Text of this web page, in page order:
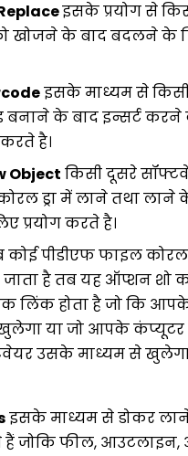
इसके प्रयोग से
खोजने के बाद बदलने के
इसके माध्यम से
बनाने के बाद इन्सर्ट
है।
Object किसी दूसरे
ड्रा में लाने तथा लाने
प्रयोग करते है।
कोई पीडीएफ फाइल कोरल
जाता है तब यह ऑप्शन शो
लिंक होता है जो कि
या जो आपके
उसके माध्यम से
इसके माध्यम से डोकर
हैं जोकि फील,